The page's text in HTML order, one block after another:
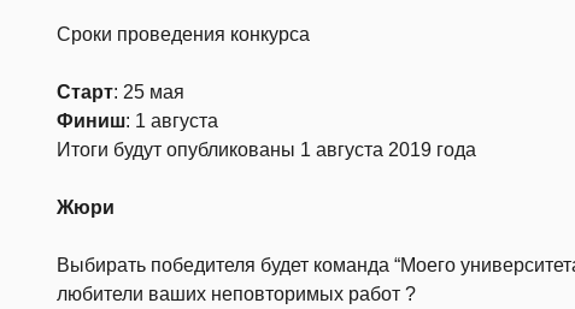
Сроки проведения конкурса
Старт: 25 мая
Финиш: 1 августа
Итоги будут опубликованы 1 августа 2019 года
Жюри
Выбирать победителя будет команда “Моего
любители ваших неповторимых работ ?